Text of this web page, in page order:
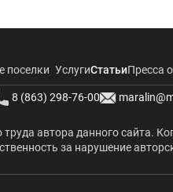
поселки УслугиСтатьиПресса
8 (863) 298-76-00
автора данного сайта.
за нарушение